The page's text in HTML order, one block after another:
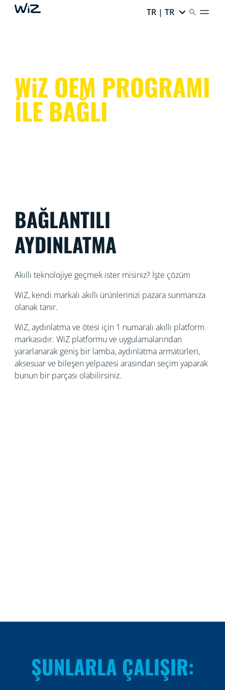
TR | TR
WiZ OEM PROGRAMI
İLE BAĞLI
BAĞLANTILI
AYDINLATMA
Akıllı teknolojiye geçmek ister misiniz? İşte çözüm
WiZ, kendi markalı akıllı ürünlerinizi pazara sunmanıza
olanak tanır.
WiZ, aydınlatma ve ötesi için 1 numaralı akıllı platform
markasıdır. WiZ platformu ve uygulamalarından
yararlanarak geniş bir lamba, aydınlatma armatürleri,
aksesuar ve bileşen yelpazesi arasından seçim yaparak
bunun bir parçası olabilirsiniz.
ŞUNLARLA ÇALIŞIR: